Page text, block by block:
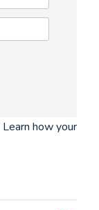
Learn how your